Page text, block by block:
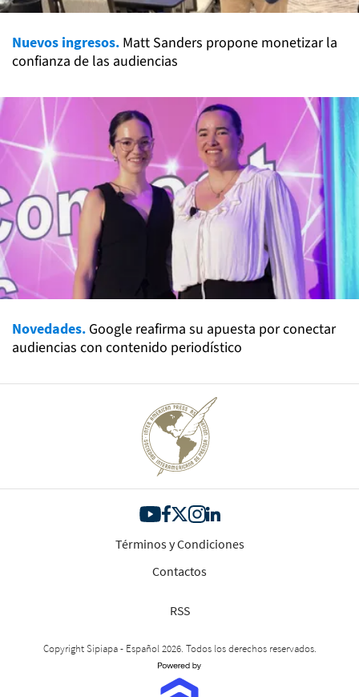
Nuevos ingresos. Matt Sanders propone monetizar la
confianza de las audiencias
Novedades. Google reafirma su apuesta por conectar
audiencias con contenido periodístico
Términos y Condiciones
Contactos
RSS
Copyright Sipiapa - Español 2026. Todos los derechos reservados.